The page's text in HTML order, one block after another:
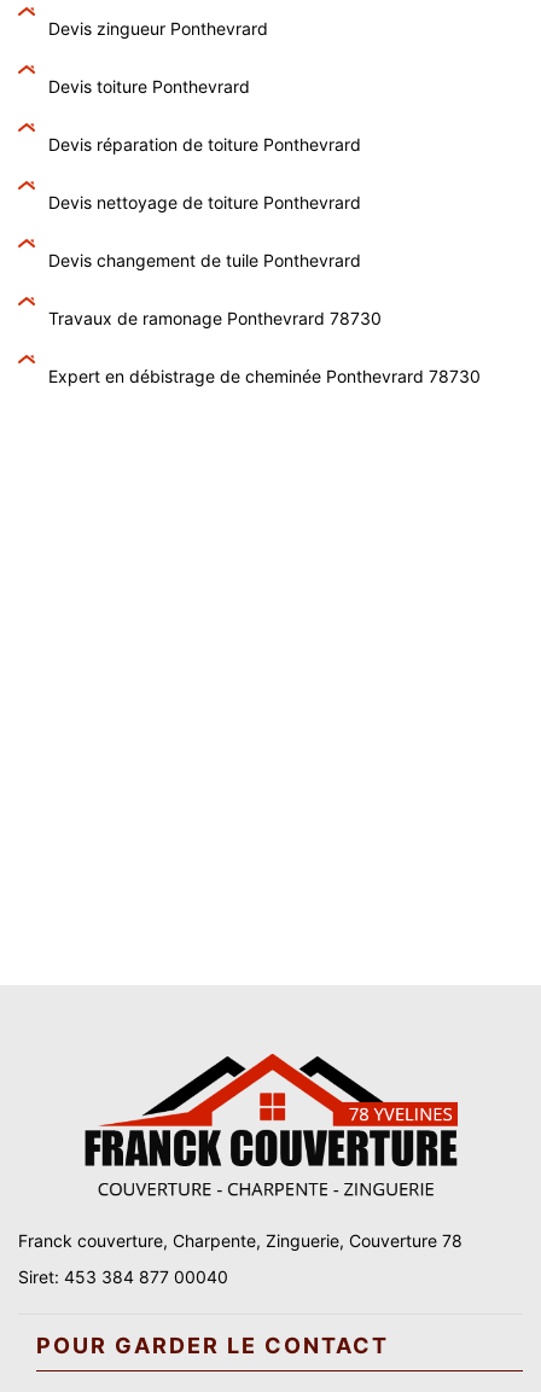
Devis zingueur Ponthevrard
Devis toiture Ponthevrard
Devis réparation de toiture Ponthevrard
Devis nettoyage de toiture Ponthevrard
Devis changement de tuile Ponthevrard
Travaux de ramonage Ponthevrard 78730
Expert en débistrage de cheminée Ponthevrard 78730
Franck couverture, Charpente, Zinguerie, Couverture 78
Siret: 453 384 877 00040
POUR GARDER LE CONTACT